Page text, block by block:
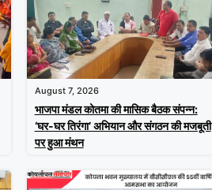
August 7, 2026
भाजपा मंडल कोतमा की मासिक बैठक संपन्न:
‘घर-घर तिरंगा’ अभियान और संगठन की मजबूती
पर हुआ मंथन